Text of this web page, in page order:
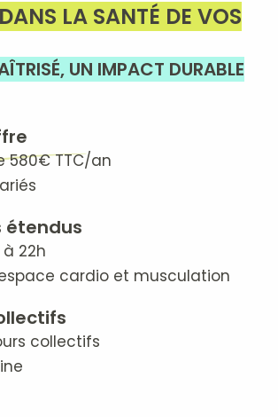
LA SANTÉ DE VOS
UN IMPACT DURABLE
580€ TTC/an
étendus
22h
cardio et musculation
collectifs